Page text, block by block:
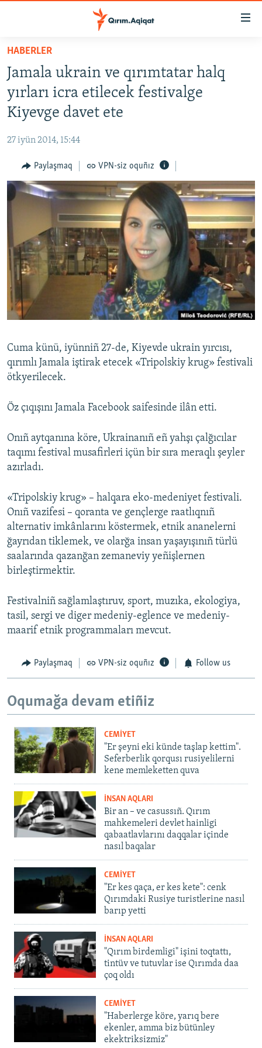
Esas
qaytmaq
Baş
navigatsiyağa
qaytmaq
Qıdıruvğa
qaytmaq
HABERLER
SİYASET
İQTİSADİYAT
MEDENİYET
İNSAN AQLARI
VİDEO
BLOGLAR
FİKİR
Русский
Українською
HABERLER
Jamala ukrain ve qırımtatar halq
yırları icra etilecek festivalge
Kiyevge davet ete
27 iyün 2014, 15:44
Paylaşmaq VPN-siz oquñız
Cuma künü, iyünniñ 27-de, Kiyevde ukrain yırcısı,
qırımlı Jamala iştirak etecek «Tripolskiy krug» festivali
ötkyerilecek.
Öz çıqışını Jamala Facebook saifesinde ilân etti.
Onıñ aytqanına köre, Ukrainanıñ eñ yahşı çalğıcılar
taqımı festival musafirleri içün bir sıra meraqlı şeyler
azırladı.
«Tripolskiy krug» – halqara eko-medeniyet festivali.
Onıñ vazifesi – qoranta ve gençlerge raatlıqnıñ
alternativ imkânlarını köstermek, etnik ananelerni
ğayrıdan tiklemek, ve olarğa insan yaşayışınıñ türlü
saalarında qazanğan zemaneviy yeñişlernen
birleştirmektir.
Festivalniñ sağlamlaştıruv, sport, muzıka, ekologiya,
tasil, sergi ve diger medeniy-eglence ve medeniy-
maarif etnik programmaları mevcut.
Paylaşmaq VPN-siz oquñız Follow us
Oqumağa devam etiñiz
CEMİYET
"Er şeyni eki künde taşlap kettim".
Seferberlik qorqusı rusiyelilerni
kene memleketten quva
İNSAN AQLARI
Bir an – ve casussıñ. Qırım
mahkemeleri devlet hainligi
qabaatlavlarını daqqalar içinde
nasıl baqalar
CEMİYET
"Er kes qaça, er kes kete": cenk
Qırımdaki Rusiye turistlerine nasıl
barıp yetti
İNSAN AQLARI
"Qırım birdemligi" işini toqtattı,
tintüv ve tutuvlar ise Qırımda daa
çoq oldı
CEMİYET
"Haberlerge köre, yarıq bere
ekenler, amma biz bütünley
ekektriksizmiz"